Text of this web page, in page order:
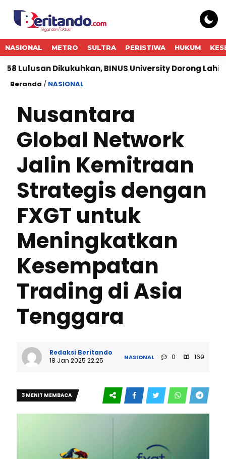
NASIONAL METRO SULTRA PERISTIWA HUKUM
Dikukuhkan, BINUS University Dorong Lahirnya
Beranda / NASIONAL
Nusantara
Global Network
Jalin Kemitraan
Strategis dengan
FXGT untuk
Meningkatkan
Kesempatan
Trading di Asia
Tenggara
Redaksi Beritando
18 Jan 2025 22:25
NASIONAL 0 169
3 MENIT MEMBACA